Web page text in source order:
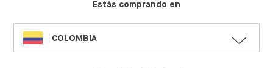
Estás comprando en
SELECT
LANGUAGE
COLOMBIA